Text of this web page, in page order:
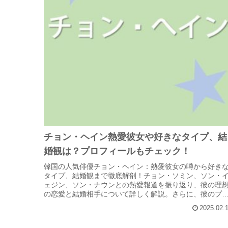
チョン・ヘイン熱愛彼女や好きなタイプ、結
婚観は？プロフィールもチェック！
韓国の人気俳優チョン・ヘイン：熱愛彼女の噂から好きな
タイプ、結婚観まで徹底解剖！チョン・ソミン、ソン・イ
ェジン、ソン・ナウンとの熱愛報道を振り返り、彼の理想
の恋愛と結婚相手について詳しく解説。さらに、彼のプロ